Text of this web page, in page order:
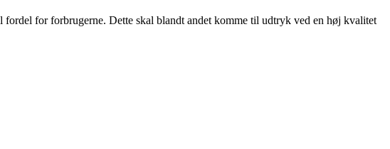
for forbrugerne. Dette skal blandt andet komme til udtryk ved en høj kvalitet